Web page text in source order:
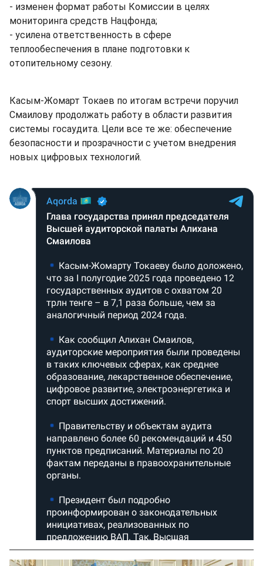
- изменен формат работы Комиссии в целях
мониторинга средств Нацфонда;
- усилена ответственность в сфере
теплообеспечения в плане подготовки к
отопительному сезону.
Касым-Жомарт Токаев по итогам встречи поручил
Смаилову продолжать работу в области развития
системы госаудита. Цели все те же: обеспечение
безопасности и прозрачности с учетом внедрения
новых цифровых технологий.